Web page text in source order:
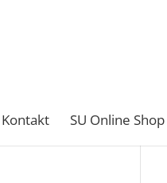
Kontakt SU Online Shop